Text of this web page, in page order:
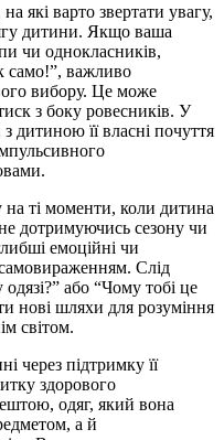
які варто звертати увагу,
дитини. Якщо ваша
чи однокласників,
само!”, важливо
вибору. Це може
з боку ровесників. У
дитиною її власні почуття
на ті моменти, коли дитина
дотримуючись сезону чи
емоційні чи
самовираженням. Слід
або “Чому тобі це
нові шляхи для розуміння
світом.
через підтримку її
здорового
одяг, який вона
а й